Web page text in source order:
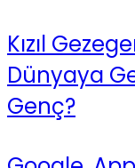
Kızıl
Dünyaya
Genç?